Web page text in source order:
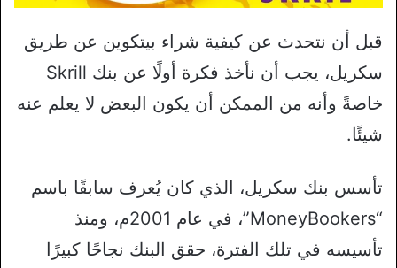
قبل أن نتحدث عن كيفية شراء بيتكوين عن طريق
سكريل، يجب أن نأخذ فكرة أولًا عن بنك Skrill
خاصةً وأنه من الممكن أن يكون البعض لا يعلم عنه
شيئًا.
تأسس بنك سكريل، الذي كان يُعرف سابقًا باسم
“MoneyBookers”، في عام 2001م، ومنذ
تأسيسه في تلك الفترة، حقق البنك نجاحًا كبيرًا